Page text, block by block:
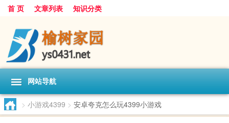
首 页 文章列表 知识分类
网站导航
> 小游戏4399 > 安卓夸克怎么玩4399小游戏